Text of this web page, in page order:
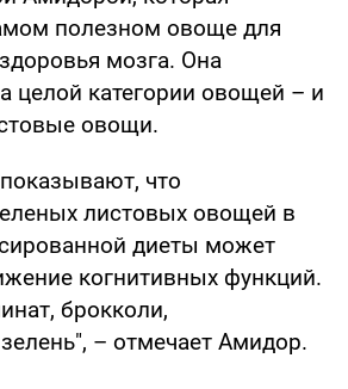
полезном овоще для
мозга. Она
целой категории овощей – и
овощи.
что
листовых овощей в
диеты может
когнитивных функций.
брокколи,
– отмечает Амидор.